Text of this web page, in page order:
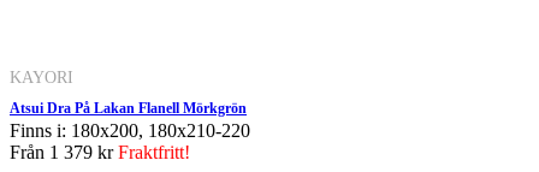
KAYORI
Atsui Dra På Lakan Flanell Mörkgrön
Finns i: 180x200, 180x210-220
Från 1 379 krFraktfritt!